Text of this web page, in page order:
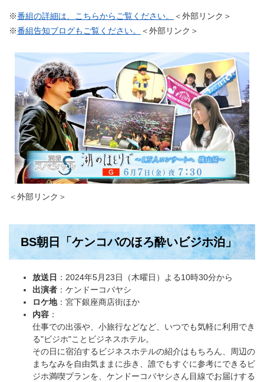
※番組の詳細は、こちらからご覧ください。
＜外部リンク＞
※番組告知ブログもご覧ください。 ＜外部リンク＞
＜外部リンク＞
BS朝日「ケンコバのほろ酔いビジホ泊」
放送日 ：2024年5月23日（木曜日）よる10時30分から
出演者 ：ケンドーコバヤシ
ロケ地：宮下銀座商店街ほか
内容 ：​
仕事での出張や、小旅行などなど、いつでも気軽に利用でき
る"ビジホ"ことビジネスホテル。
その日に宿泊するビジネスホテルの紹介はもちろん、周辺の
まちなみを自由気ままに歩き、誰でもすぐに参考にできるビ
ジホ満喫プランを、ケンドーコバヤシさん目線でお届けする